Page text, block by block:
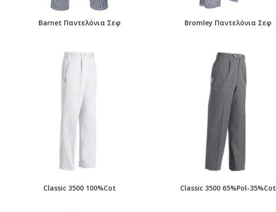
Barnet Παντελόνια Σεφ Bromley Παντελόνια Σεφ
Classic 3500 100%Cot Classic 3500 65%Pol-35%Cot